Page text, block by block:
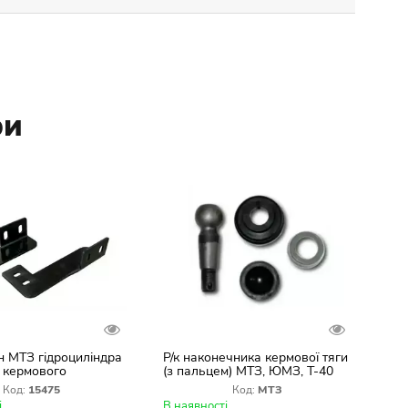
МТЗ гідроциліндра
(кріплення)
Код: 15475
Р/к наконечника кермової тяги
(з пальцем) МТЗ, ЮМЗ, Т-40
Код: МТЗ